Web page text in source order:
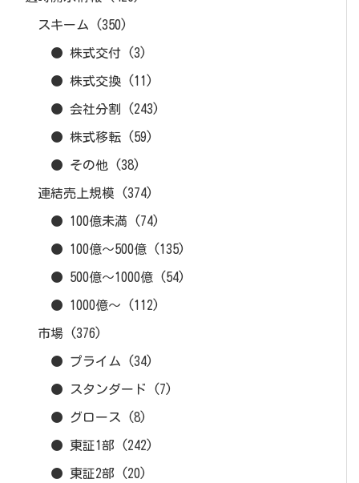
スキーム (350)
● 株式交付 (3)
● 株式交換 (11)
● 会社分割 (243)
● 株式移転 (59)
● その他 (38)
連結売上規模 (374)
● 100億未満 (74)
● 100億～500億 (135)
● 500億～1000億 (54)
● 1000億～ (112)
市場 (376)
● プライム (34)
● スタンダード (7)
● グロース (8)
● 東証1部 (242)
● 東証2部 (20)